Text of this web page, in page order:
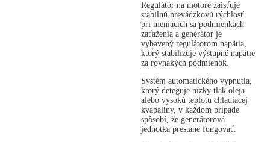
Regulátor na motore zaisťuje
stabilnú prevádzkovú rýchlosť
pri meniacich sa podmienkach
zaťaženia a generátor je
vybavený regulátorom napätia,
ktorý stabilizuje výstupné napätie
za rovnakých podmienok.
Systém automatického vypnutia,
ktorý deteguje nízky tlak oleja
alebo vysokú teplotu chladiacej
kvapaliny, v každom prípade
spôsobí, že generátorová
jednotka prestane fungovať.